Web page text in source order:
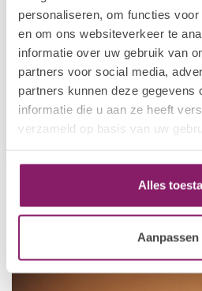
personaliseren, om functies
en om ons websiteverkeer te
informatie over uw gebruik van
partners voor social media,
partners kunnen deze gegevens
informatie die u aan ze heeft
verzameld op basis van uw
Alles
Aanpassen
I.AM HOME & BODY
I.Am Hand Wash Black
€8,95 €7,16